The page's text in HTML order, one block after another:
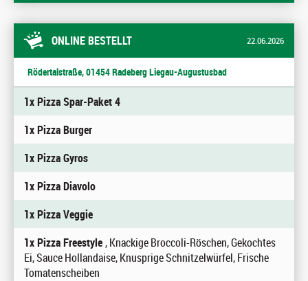
ONLINE BESTELLT 22.06.2026
Rödertalstraße, 01454 Radeberg Liegau-Augustusbad
1x Pizza Spar-Paket 4
1x Pizza Burger
1x Pizza Gyros
1x Pizza Diavolo
1x Pizza Veggie
1x Pizza Freestyle, Knackige Broccoli-Röschen, Gekochtes
Ei, Sauce Hollandaise, Knusprige Schnitzelwürfel, Frische
Tomatenscheiben